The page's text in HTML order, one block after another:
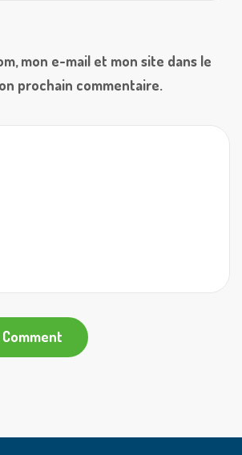
mon e-mail et mon site dans le
prochain commentaire.